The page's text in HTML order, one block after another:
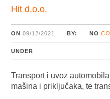
Hit d.o.o.
ON 09/12/2021 BY: NO
UNDER
Transport i uvoz
mašina i priključaka, te